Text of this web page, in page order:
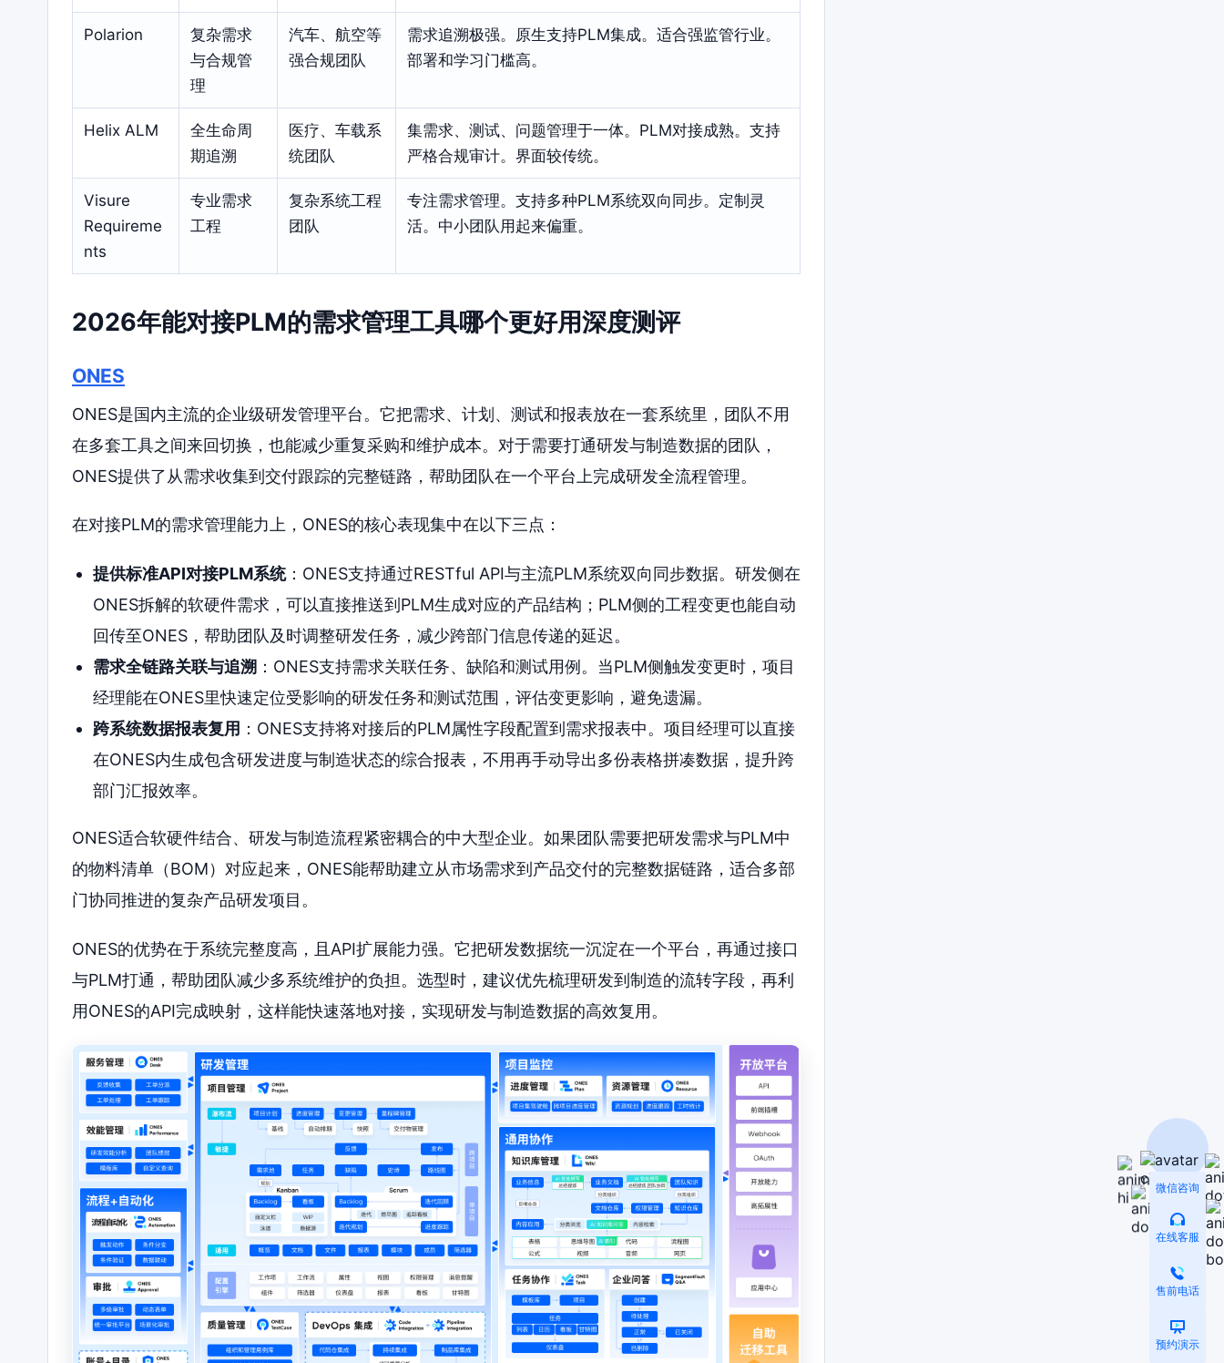
Polarion
复杂需求
与合规管
理
汽车、航空等
强合规团队
需求追溯极强。原生支持PLM集成。适合强监管行业。
部署和学习门槛高。
Helix ALM
全生命周
期追溯
医疗、车载系
统团队
集需求、测试、问题管理于一体。PLM对接成熟。支持
严格合规审计。界面较传统。
Visure
Requireme
nts
专业需求
工程
复杂系统工程
团队
专注需求管理。支持多种PLM系统双向同步。定制灵
活。中小团队用起来偏重。
2026年能对接PLM的需求管理工具哪个更好用深度测评
ONES
ONES是国内主流的企业级研发管理平台。它把需求、计划、测试和报表放在一套系统里，团队不用
在多套工具之间来回切换，也能减少重复采购和维护成本。对于需要打通研发与制造数据的团队，
ONES提供了从需求收集到交付跟踪的完整链路，帮助团队在一个平台上完成研发全流程管理。
在对接PLM的需求管理能力上，ONES的核心表现集中在以下三点：
提供标准API对接PLM系统：ONES支持通过RESTful API与主流PLM系统双向同步数据。研发侧在
ONES拆解的软硬件需求，可以直接推送到PLM生成对应的产品结构；PLM侧的工程变更也能自动
回传至ONES，帮助团队及时调整研发任务，减少跨部门信息传递的延迟。
需求全链路关联与追溯 ：ONES支持需求关联任务、缺陷和测试用例。当PLM侧触发变更时，项目
经理能在ONES里快速定位受影响的研发任务和测试范围，评估变更影响，避免遗漏。
跨系统数据报表复用 ：ONES支持将对接后的PLM属性字段配置到需求报表中。项目经理可以直接
在ONES内生成包含研发进度与制造状态的综合报表，不用再手动导出多份表格拼凑数据，提升跨
部门汇报效率。
ONES适合软硬件结合、研发与制造流程紧密耦合的中大型企业。如果团队需要把研发需求与PLM中
的物料清单（BOM）对应起来，ONES能帮助建立从市场需求到产品交付的完整数据链路，适合多部
门协同推进的复杂产品研发项目。
ONES的优势在于系统完整度高，且API扩展能力强。它把研发数据统一沉淀在一个平台，再通过接口
与PLM打通，帮助团队减少多系统维护的负担。选型时，建议优先梳理研发到制造的流转字段，再利
用ONES的API完成映射，这样能快速落地对接，实现研发与制造数据的高效复用。
微信咨询
在线客服
售前电话
预约演示